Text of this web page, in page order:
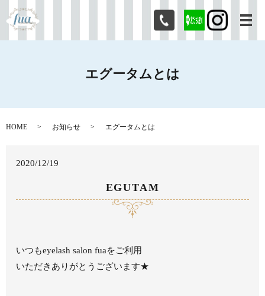
メ
エグータムとは
HOME お知らせ エグータムとは
2020/12/19
EGUTAM
いつもeyelash salon fuaをご利用
いただきありがとうございます★